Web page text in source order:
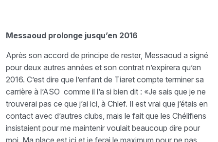
Messaoud prolonge jusqu’en 2016
Après son accord de principe de rester, Messaoud a signé
pour deux autres années et son contrat n’expirera qu’en
2016. C’est dire que l’enfant de Tiaret compte terminer sa
carrière à l’ASO comme il l’a si bien dit : «Je sais que je ne
trouverai pas ce que j’ai ici, à Chlef. Il est vrai que j’étais en
contact avec d’autres clubs, mais le fait que les Chélifiens
insistaient pour me maintenir voulait beaucoup dire pour
moi. Ma place est ici et je ferai le maximum pour ne pas